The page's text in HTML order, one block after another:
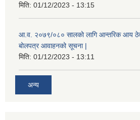
मिति: 01/12/2023 - 13:15
आ.व. २०७९/०८० सालको लागि आन्तरिक आय
बोलपत्र आवाहनको सूचना |
मिति: 01/12/2023 - 13:11
अन्य